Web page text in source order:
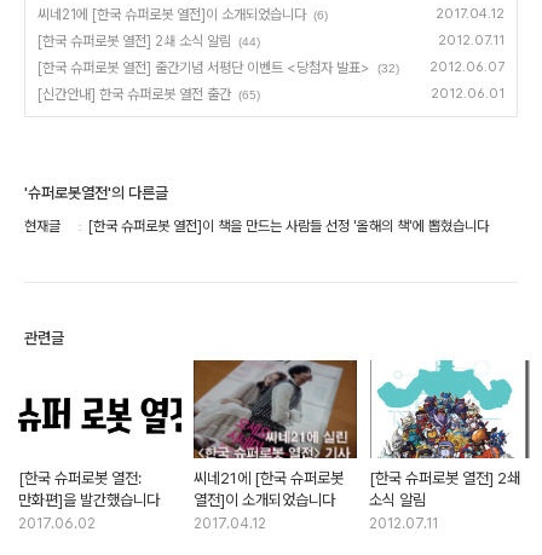
씨네21에 [한국 슈퍼로봇 열전]이 소개되었습니다 (6) 2017.04.12
[한국 슈퍼로봇 열전] 2쇄 소식 알림 (44) 2012.07.11
[한국 슈퍼로봇 열전] 출간기념 서평단 이벤트 <당첨자 발표> (32) 2012.06.07
[신간안내] 한국 슈퍼로봇 열전 출간 (65) 2012.06.01
'슈퍼로봇열전'의 다른글
현재글 [한국 슈퍼로봇 열전]이 책을 만드는 사람들 선정 '올해의 책'에 뽑혔습니다
관련글
[한국 슈퍼로봇 열전:
만화편]을 발간했습니다
2017.06.02
씨네21에 [한국 슈퍼로봇
열전]이 소개되었습니다
2017.04.12
[한국 슈퍼로봇 열전] 2쇄
소식 알림
2012.07.11